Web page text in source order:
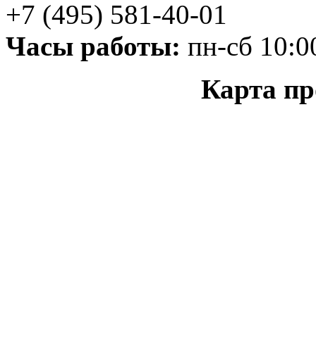
+7 (495) 581-40-01
Часы работы: пн-сб
Карта